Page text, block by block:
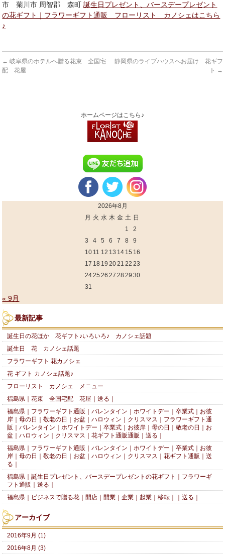
市 菊川市 周智郡 森町誕生日プレゼント、バースデープレゼント
の花ギフト｜フラワーギフト通販 フローリスト カノシェはこちら
♪
← 岐阜県のホテルへ贈る花束 全国宅
配 花屋
静岡県のライブハウスへお届け 花ギフ
ト →
ホームページはこちら♪
2026年8月
月 火 水 木 金 土 日
1
2
3
4 5 6 7 8
9
10 11 12 13 14 15 16
17 18 19 2021 22 23
2425 26 27 28 29 30
31
« 9月
最新記事
誕生日の花ほか 花ギフト♪いろいろ♪ カノシェ話題
誕生日 花 カノシェ話題
フラワーギフト 花カノシェ
花 ギフト カノシェ話題♪
フローリスト カノシェ メニュー
福島県｜花束 全国宅配 花屋｜送る｜
福島県｜フラワーギフト通販｜バレンタイン｜ホワイトデー｜卒業式｜お彼
岸｜母の日｜敬老の日｜お盆｜ハロウィン｜クリスマス｜フラワーギフト通
販｜バレンタイン｜ホワイトデー｜卒業式｜お彼岸｜母の日｜敬老の日｜お
盆｜ハロウィン｜クリスマス｜花ギフト通販通販｜送る｜
福島県｜フラワーギフト通販｜バレンタイン｜ホワイトデー｜卒業式｜お彼
岸｜母の日｜敬老の日｜お盆｜ハロウィン｜クリスマス｜花ギフト通販｜送
る｜
福島県｜誕生日プレゼント、バースデープレゼントの花ギフト｜フラワーギ
フト通販｜送る｜
福島県｜ビジネスで贈る花｜開店｜開業｜企業｜起業｜移転｜｜送る｜
アーカイブ
2016年9月 (1)
2016年8月 (3)